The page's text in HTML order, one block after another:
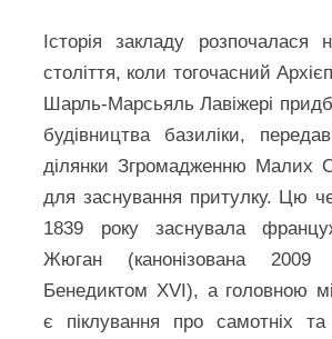
Історія закладу розпочалася
століття, коли тогочасний
Шарль-Марсьяль Лавіжері
будівництва базиліки,
ділянки Згромадженню Малих
для заснування притулку. Цю
1839 року заснувала
Жюган (канонізована
Бенедиктом XVI), а головною
є піклування про самотніх